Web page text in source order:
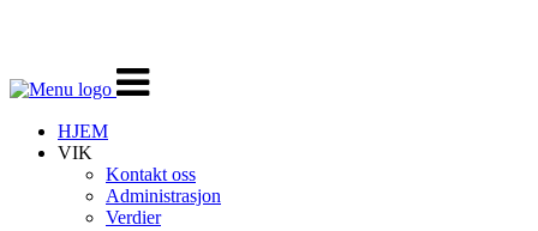
Veksle
navigasjon
HJEM
VIK
Kontakt oss
Administrasjon
Verdier